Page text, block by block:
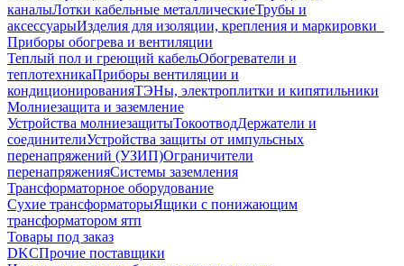
каналыЛотки кабельные металлическиеТрубы и
аксессуарыИзделия для изоляции, крепления и маркировки
Приборы обогрева и вентиляции
Теплый пол и греющий кабельОбогреватели и
теплотехникаПриборы вентиляции и
кондиционированияТЭНы, электроплитки и кипятильники
Молниезащита и заземление
Устройства молниезащитыТокоотводДержатели и
соединителиУстройства защиты от импульсных
перенапряжений (УЗИП)Ограничители
перенапряженияСистемы заземления
Трансформаторное оборудование
Сухие трансформаторыЯщики с понижающим
трансформатором ятп
Товары под заказ
DKCПрочие поставщики